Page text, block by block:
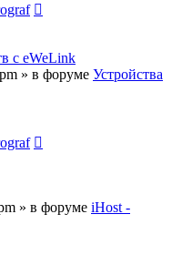
с eWeLink
» в форуме Устройства
» в форуме iHost -